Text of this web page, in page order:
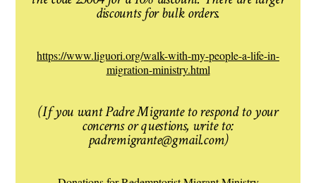
discounts for bulk orders.
https://www.liguori.org/walk-with-my-people-a-life-in-
migration-ministry.html
(If you want Padre Migrante to respond to your
concerns or questions, write to:
padremigrante@gmail.com)